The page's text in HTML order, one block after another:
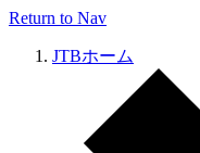
Return to Nav
JTBホーム